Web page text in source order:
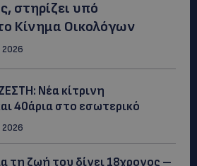
στηρίζει υπό
Κίνημα Οικολόγων
2026
Νέα κίτρινη
40άρια στο εσωτερικό
2026
τη ζωή του δίνει 18χρονος –